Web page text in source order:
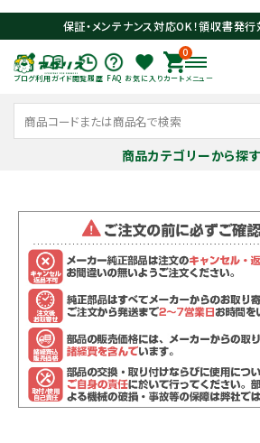
保証・メンテナンス対応OK！領収書発行
ブログ利用ガイド閲覧履歴 FAQ お気に入り
0
カート メニュー
商品カテゴリーから探す
ログイン person 会員登録
search